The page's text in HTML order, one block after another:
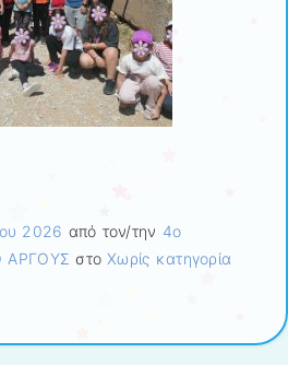
2026 από τον/την 4ο
ΑΡΓΟΥΣ στοΧωρίς κατηγορία